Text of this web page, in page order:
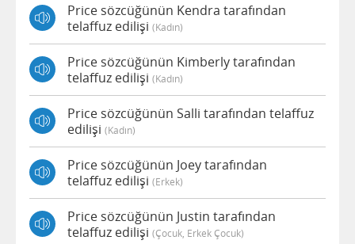
Price sözcüğünün Kendra tarafından
telaffuz edilişi (kadın)
Price sözcüğünün Kimberly tarafından
telaffuz edilişi (kadın)
Price sözcüğünün Salli tarafından telaffuz
edilişi (kadın)
Price sözcüğünün Joey tarafından
telaffuz edilişi (erkek)
Price sözcüğünün Justin tarafından
telaffuz edilişi (çocuk, Erkek Çocuk)